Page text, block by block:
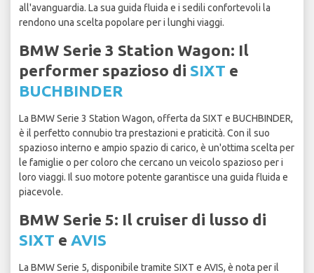
all'avanguardia. La sua guida fluida e i sedili confortevoli la
rendono una scelta popolare per i lunghi viaggi.
BMW Serie 3 Station Wagon: Il
performer spazioso di SIXT e
BUCHBINDER
La BMW Serie 3 Station Wagon, offerta da SIXT e BUCHBINDER,
è il perfetto connubio tra prestazioni e praticità. Con il suo
spazioso interno e ampio spazio di carico, è un'ottima scelta per
le famiglie o per coloro che cercano un veicolo spazioso per i
loro viaggi. Il suo motore potente garantisce una guida fluida e
piacevole.
BMW Serie 5: Il cruiser di lusso di
SIXT e AVIS
La BMW Serie 5, disponibile tramite SIXT e AVIS, è nota per il